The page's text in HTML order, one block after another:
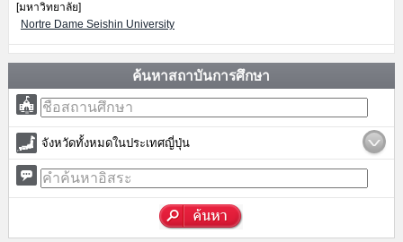
[มหาวิทยาลัย]
Nortre Dame Seishin University
ค้นหาสถาบันการศึกษา
จังหวัดทั้งหมดในประเทศญี่ปุ่น